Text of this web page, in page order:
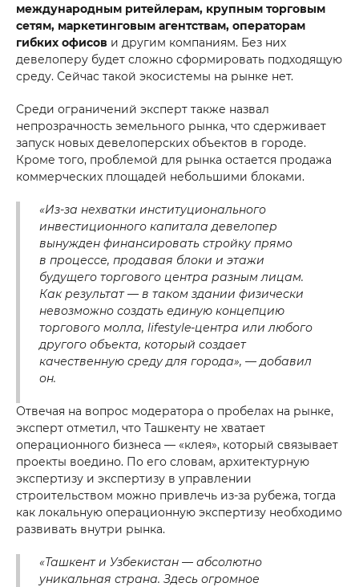
международным ритейлерам, крупным торговым
сетям, маркетинговым агентствам, операторам
гибких офисов и другим компаниям. Без них
девелоперу будет сложно сформировать подходящую
среду. Сейчас такой экосистемы на рынке нет.
Среди ограничений эксперт также назвал
непрозрачность земельного рынка, что сдерживает
запуск новых девелоперских объектов в городе.
Кроме того, проблемой для рынка остается продажа
коммерческих площадей небольшими блоками.
«Из-за нехватки институционального
инвестиционного капитала девелопер
вынужден финансировать стройку прямо
в процессе, продавая блоки и этажи
будущего торгового центра разным лицам.
Как результат — в таком здании физически
невозможно создать единую концепцию
торгового молла, lifestyle-центра или любого
другого объекта, который создает
качественную среду для города», — добавил
он.
Отвечая на вопрос модератора о пробелах на рынке,
эксперт отметил, что Ташкенту не хватает
операционного бизнеса — «клея», который связывает
проекты воедино. По его словам, архитектурную
экспертизу и экспертизу в управлении
строительством можно привлечь из-за рубежа, тогда
как локальную операционную экспертизу необходимо
развивать внутри рынка.
«Ташкент и Узбекистан — абсолютно
уникальная страна. Здесь огромное